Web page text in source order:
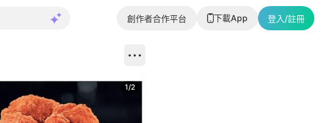
創作者合作平台 下載App 登入/註冊
1/2